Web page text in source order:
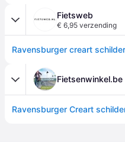
Fietsweb
€ 6,95 verzending
Fietsenwinkel.be